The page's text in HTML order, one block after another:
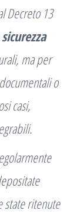
Decreto 13
ma per
o
casi,
state ritenute